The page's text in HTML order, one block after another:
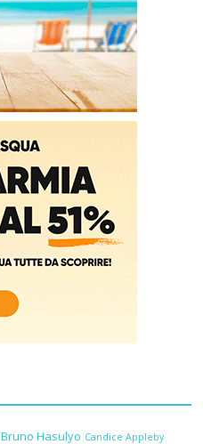
Bruno Hasulyo Candice Appleby